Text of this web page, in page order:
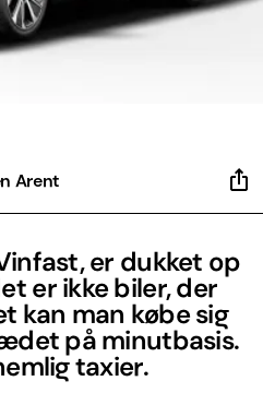
Arent
er dukket op
er ikke biler, der
kan man købe sig
på minutbasis.
taxier.